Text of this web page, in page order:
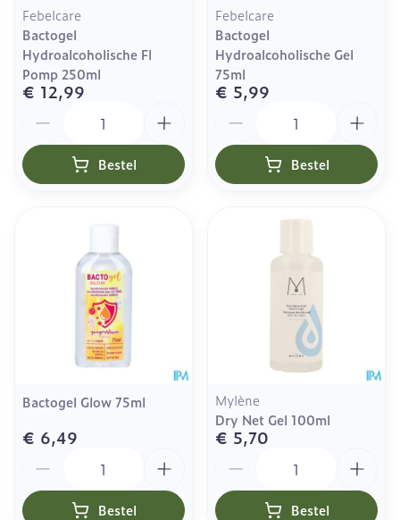
Febelcare
Bactogel
Hydroalcoholische Fl
Pomp 250ml
€ 12,99
Bestel
Febelcare
Bactogel
Hydroalcoholische Gel
75ml
€ 5,99
Bestel
Bactogel Glow 75ml
€ 6,49
Bestel
Mylène
Dry Net Gel 100ml
€ 5,70
Bestel